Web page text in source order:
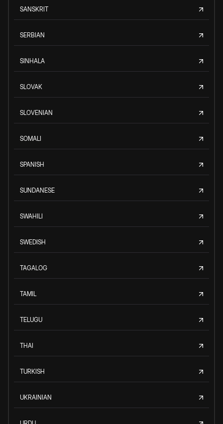
SANSKRIT
SERBIAN
SINHALA
SLOVAK
SLOVENIAN
SOMALI
SPANISH
SUNDANESE
SWAHILI
SWEDISH
TAGALOG
TAMIL
TELUGU
THAI
TURKISH
UKRAINIAN